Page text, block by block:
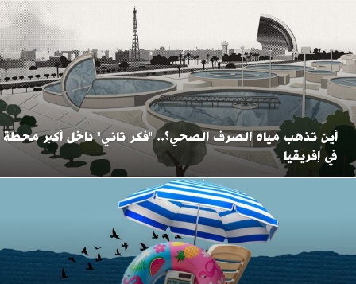
أين تذهب مياه الصرف الصحي؟.. "فكر تاني" داخل أكبر محطة
في إفريقيا